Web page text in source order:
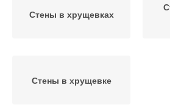
Стены в хрущевках
Стены в хрущевке